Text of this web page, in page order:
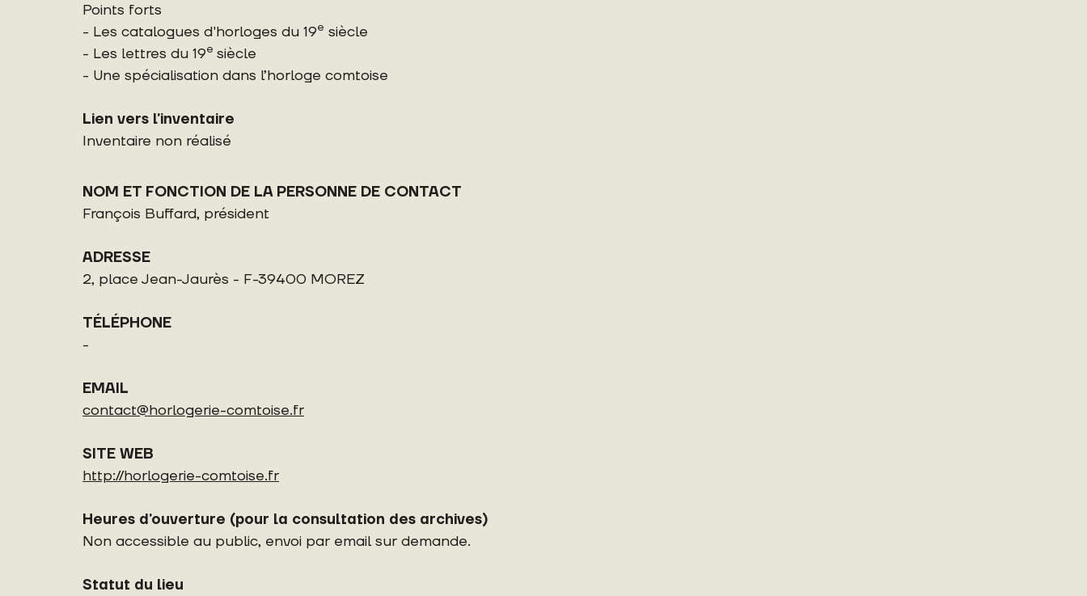
Points forts
- Les catalogues d'horloges du 19e siècle
- Les lettres du 19e siècle
- Une spécialisation dans l’horloge comtoise
Lien vers l’inventaire
Inventaire non réalisé
NOM ET FONCTION DE LA PERSONNE DE CONTACT
François Buffard, président
ADRESSE
2, place Jean-Jaurès - F-39400 MOREZ
TÉLÉPHONE
-
EMAIL
contact@horlogerie-comtoise.fr
SITE WEB
http://horlogerie-comtoise.fr
Heures d’ouverture (pour la consultation des archives)
Non accessible au public, envoi par email sur demande.
Statut du lieu